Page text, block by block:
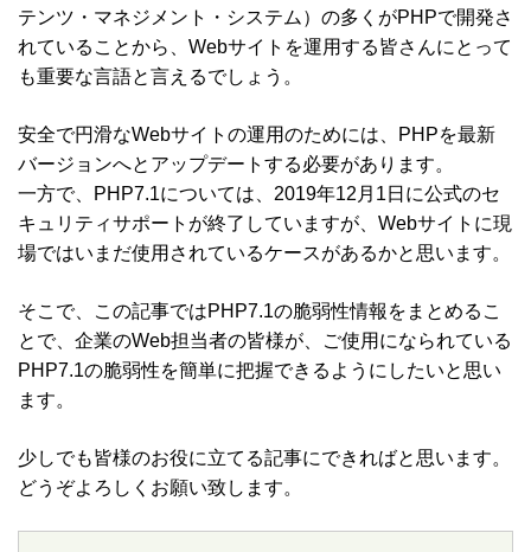
テンツ・マネジメント・システム）の多くがPHPで開発さ
れていることから、Webサイトを運用する皆さんにとって
も重要な言語と言えるでしょう。
安全で円滑なWebサイトの運用のためには、PHPを最新
バージョンへとアップデートする必要があります。
一方で、PHP7.1については、2019年12月1日に公式のセ
キュリティサポートが終了していますが、Webサイトに現
場ではいまだ使用されているケースがあるかと思います。
そこで、この記事ではPHP7.1の脆弱性情報をまとめるこ
とで、企業のWeb担当者の皆様が、ご使用になられている
PHP7.1の脆弱性を簡単に把握できるようにしたいと思い
ます。
少しでも皆様のお役に立てる記事にできればと思います。
どうぞよろしくお願い致します。